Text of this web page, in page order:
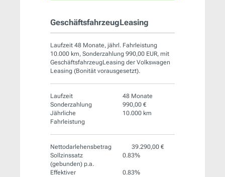
GeschäftsfahrzeugLeasing
Laufzeit 48 Monate, jährl. Fahrleistung
10.000 km, Sonderzahlung 990,00 EUR, mit
GeschäftsfahrzeugLeasing der Volkswagen
Leasing (Bonität vorausgesetzt).
Laufzeit
48 Monate
Sonderzahlung
990,00 €
Jährliche
Fahrleistung
10.000 km
Nettodarlehensbetrag
39.290,00 €
Sollzinssatz
(gebunden) p.a.
0.83%
Effektiver
0.83%